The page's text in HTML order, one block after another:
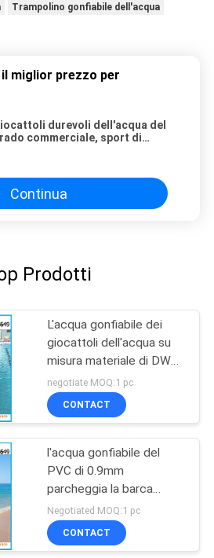
Trampolino gonfiabile dell'acqua
miglior prezzo per
durevoli dell'acqua del
commerciale, sport di
Continua
Prodotti
L'acqua gonfiabile dei
giocattoli dell'acqua su
misura materiale di DWF
fa galleggiare le stuoie di
esercizio di yoga
negotiate MOQ:1 pc
CONTACT
l'acqua gonfiabile del
PVC di 0.9mm
parcheggia la barca
gonfiabile Saturn della
discoteca 1 anno di
garanzia
Negotiated MOQ:1 pc
CONTACT